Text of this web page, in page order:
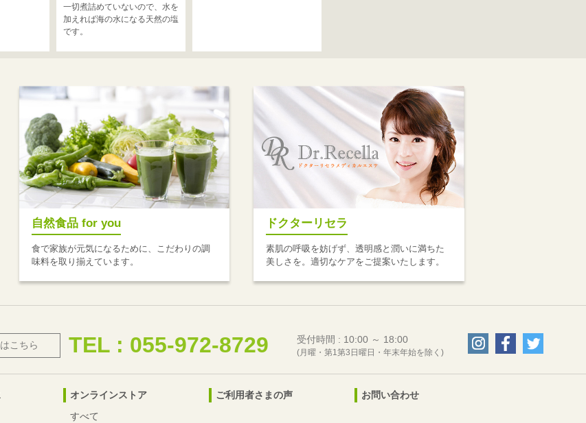
一切煮詰めていないので、水を
加えれば海の水になる天然の塩
です。
自然食品 for you
食で家族が元気になるために、こだわりの調
味料を取り揃えています。
ドクターリセラ
素肌の呼吸を妨げず、透明感と潤いに満ちた
美しさを。適切なケアをご提案いたします。
こちら TEL : 055-972-8729 受付時間 : 10:00 ～ 18:00
(月曜・第1第3日曜日・年末年始を除く)
オンラインストア
すべて
ご利用者さまの声 お問い合わせ